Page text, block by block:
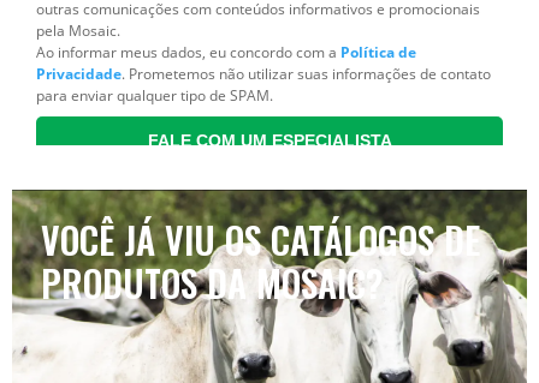
VOCÊ JÁ VIU OS CATÁLOGOS DE
PRODUTOS DA MOSAIC?